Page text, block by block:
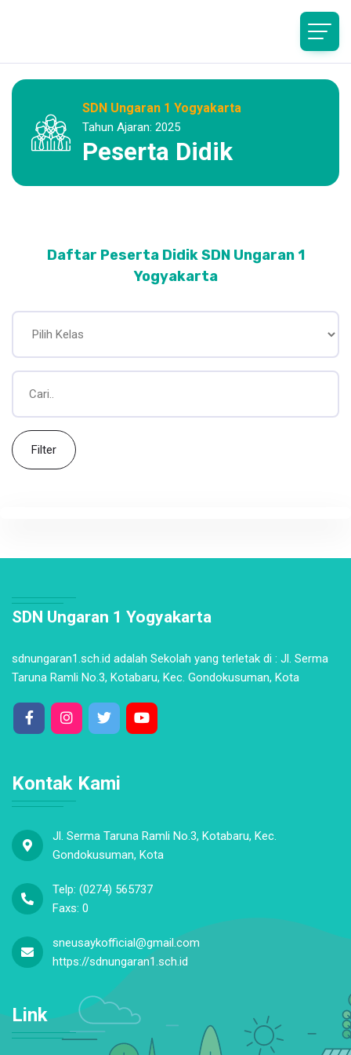
SDN Ungaran 1 Yogyakarta
Tahun Ajaran: 2025
Peserta Didik
Daftar Peserta Didik SDN Ungaran 1
Yogyakarta
Filter
SDN Ungaran 1 Yogyakarta
sdnungaran1.sch.id adalah Sekolah yang terletak di : Jl. Serma
Taruna Ramli No.3, Kotabaru, Kec. Gondokusuman, Kota
Kontak Kami
Jl. Serma Taruna Ramli No.3, Kotabaru, Kec.
Gondokusuman, Kota
Telp: (0274) 565737
Faxs: 0
sneusaykofficial@gmail.com
https://sdnungaran1.sch.id
Link